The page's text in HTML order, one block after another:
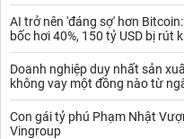
AI trở nên 'đáng sợ' hơn
bốc hơi 40%, 150 tỷ USD bị rút
Doanh nghiệp duy nhất sản
không vay một đồng nào từ
Con gái tỷ phú Phạm Nhật
Vingroup